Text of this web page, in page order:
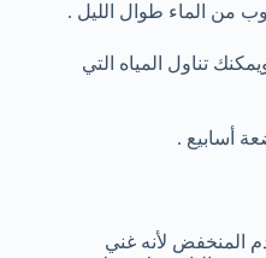
تناول المياه التي
أسابيع .
المنخفض لأنه غني